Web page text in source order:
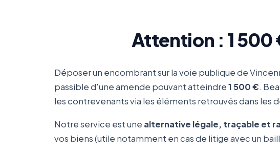
Attention : 1
Déposer un encombrant sur la voie publique de
passible d'une amende pouvant atteindre1 500 €.
les contrevenants via les éléments retrouvés dans les
Notre service est une alternative légale, traçable et
vos biens (utile notamment en cas de litige avec un